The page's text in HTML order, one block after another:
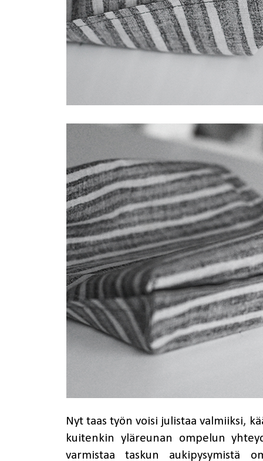
Nyt taas työn voisi julistaa valmiiksi,
kuitenkin yläreunan ompelun
varmistaa taskun aukipysymistä